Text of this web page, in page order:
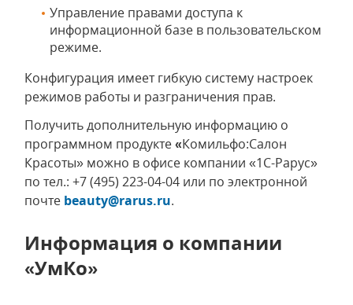
Управление правами доступа к
информационной базе в пользовательском
режиме.
Конфигурация имеет гибкую систему настроек
режимов работы и разграничения прав.
Получить дополнительную информацию о
программном продукте«Комильфо:Салон
Красоты» можно в офисе компании «1С-Рарус»
по тел.: +7 (495) 223-04-04 или по электронной
почте beauty@rarus.ru.
Информация о компании
«УмКо»